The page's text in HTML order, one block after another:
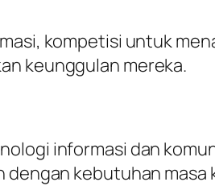
kompetisi untuk
keunggulan mereka.
informasi dan
kebutuhan masa